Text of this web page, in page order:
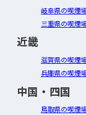
岐阜県の喫煙
三重県の喫煙
近畿
滋賀県の喫煙
兵庫県の喫煙
中国・四国
鳥取県の喫煙